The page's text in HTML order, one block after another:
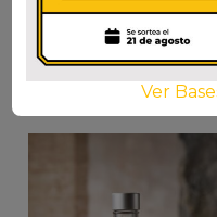
AÑADIR AL CARRITO
Ver